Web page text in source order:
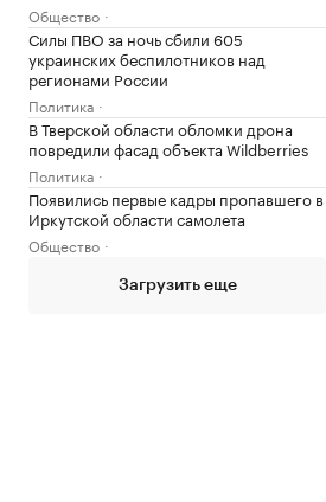
Общество
Силы ПВО за ночь сбили 605
украинских беспилотников над
регионами России
Политика
В Тверской области обломки дрона
повредили фасад объекта Wildberries
Политика
Появились первые кадры пропавшего в
Иркутской области самолета
Общество
Загрузить еще